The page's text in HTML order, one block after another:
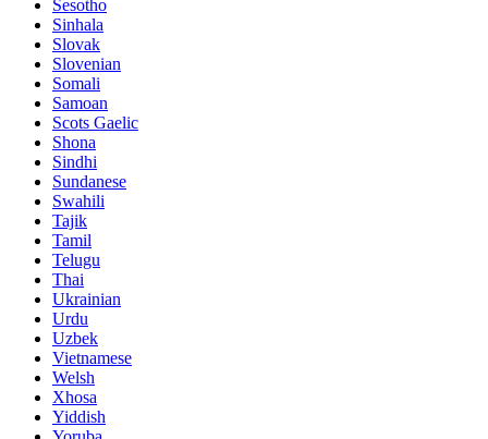
Sesotho
Sinhala
Slovak
Slovenian
Somali
Samoan
Scots Gaelic
Shona
Sindhi
Sundanese
Swahili
Tajik
Tamil
Telugu
Thai
Ukrainian
Urdu
Uzbek
Vietnamese
Welsh
Xhosa
Yiddish